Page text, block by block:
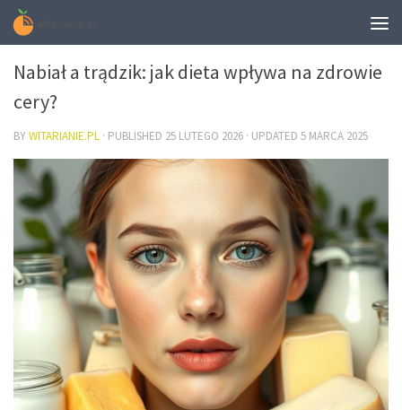
DIETA
Nabiał a trądzik: jak dieta wpływa na zdrowie
cery?
BYWITARIANIE.PL · PUBLISHED 25 LUTEGO 2026 · UPDATED 5 MARCA 2025